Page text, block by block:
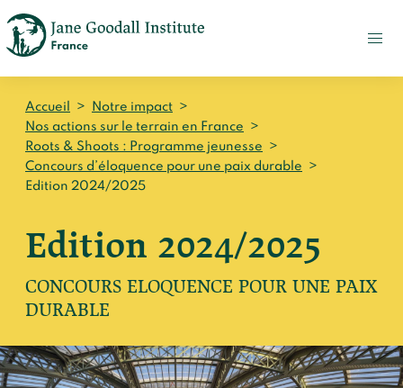
PRESSE
CONTACT
Qui sommes-nous ?
Accueil
Le Jane Goodall Institute France
Nos documents
Notre impact
Accueil
Nos actions sur le terrain en France
Nos actions sur le terrain en Afrique
Nos histoires
Les histoires du docteur Jane
Accueil
UN
Accueil > Notre impact >
Nos actions sur le terrain en France
>
Roots & Shoots : Programme jeunesse
>
Concours d’éloquence pour une paix durable
>
Edition 2024/2025
Edition 2024/2025
CONCOURS ELOQUENCE POUR UNE PAIX
DURABLE